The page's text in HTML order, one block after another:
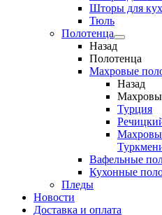
Шторы для
Тюль
Полотенца
Назад
Полотенца
Махровые
Назад
Турция
Вафельные
Кухонные
Пледы
Новости
Доставка и оплата